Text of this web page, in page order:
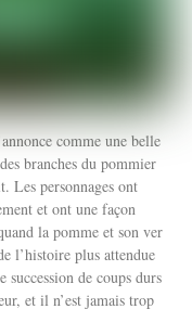
comme une belle
branches du pommier
Les personnages ont
et ont une façon
la pomme et son ver
l’histoire plus attendue
succession de coups durs
et il n’est jamais trop